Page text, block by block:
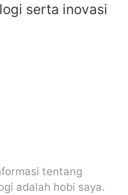
serta inovasi
tentang
adalah hobi saya.